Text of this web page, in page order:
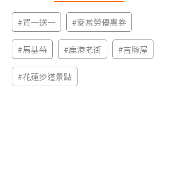
#買一送一 #麥當勞優惠券
#馬基莓 #鹿港老街 #吉豚屋
#花蓮步道景點